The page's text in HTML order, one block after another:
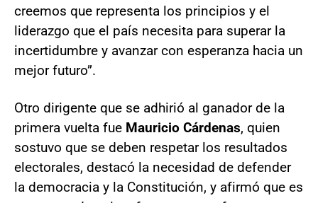
creemos que representa los principios y el
liderazgo que el país necesita para superar la
incertidumbre y avanzar con esperanza hacia un
mejor futuro”.
Otro dirigente que se adhirió al ganador de la
primera vuelta fue Mauricio Cárdenas, quien
sostuvo que se deben respetar los resultados
electorales, destacó la necesidad de defender
la democracia y la Constitución, y afirmó que es